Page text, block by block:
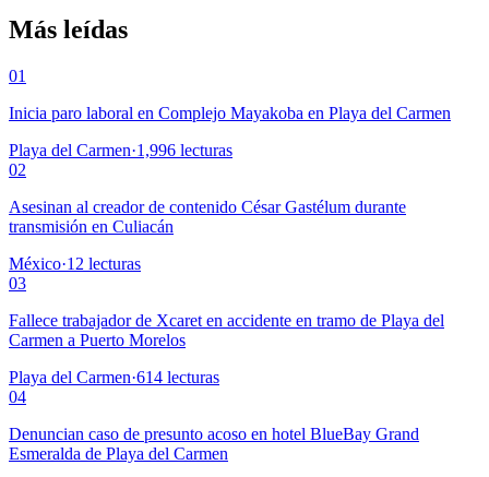
Más leídas
01
Inicia paro laboral en Complejo Mayakoba en Playa del Carmen
Playa del Carmen·1,996 lecturas
02
Asesinan al creador de contenido César Gastélum durante
transmisión en Culiacán
México·12 lecturas
03
Fallece trabajador de Xcaret en accidente en tramo de Playa del
Carmen a Puerto Morelos
Playa del Carmen·614 lecturas
04
Denuncian caso de presunto acoso en hotel BlueBay Grand
Esmeralda de Playa del Carmen